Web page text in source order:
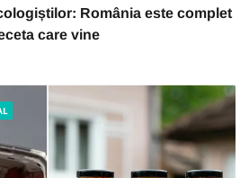
România este complet
care vine